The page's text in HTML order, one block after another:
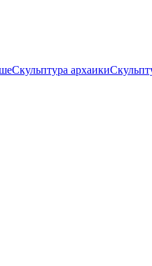
Скульптура архаики